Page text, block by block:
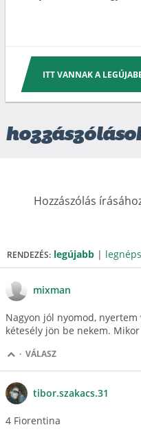
ITT VANNAK A
Hozzászólás
RENDEZÉS: legújabb |
mixman
Nagyon jól nyomod,
kétesély jön be nekem.
· VÁLASZ
tibor.szakacs.31
4 Fiorentina